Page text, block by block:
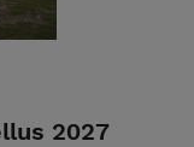
2027